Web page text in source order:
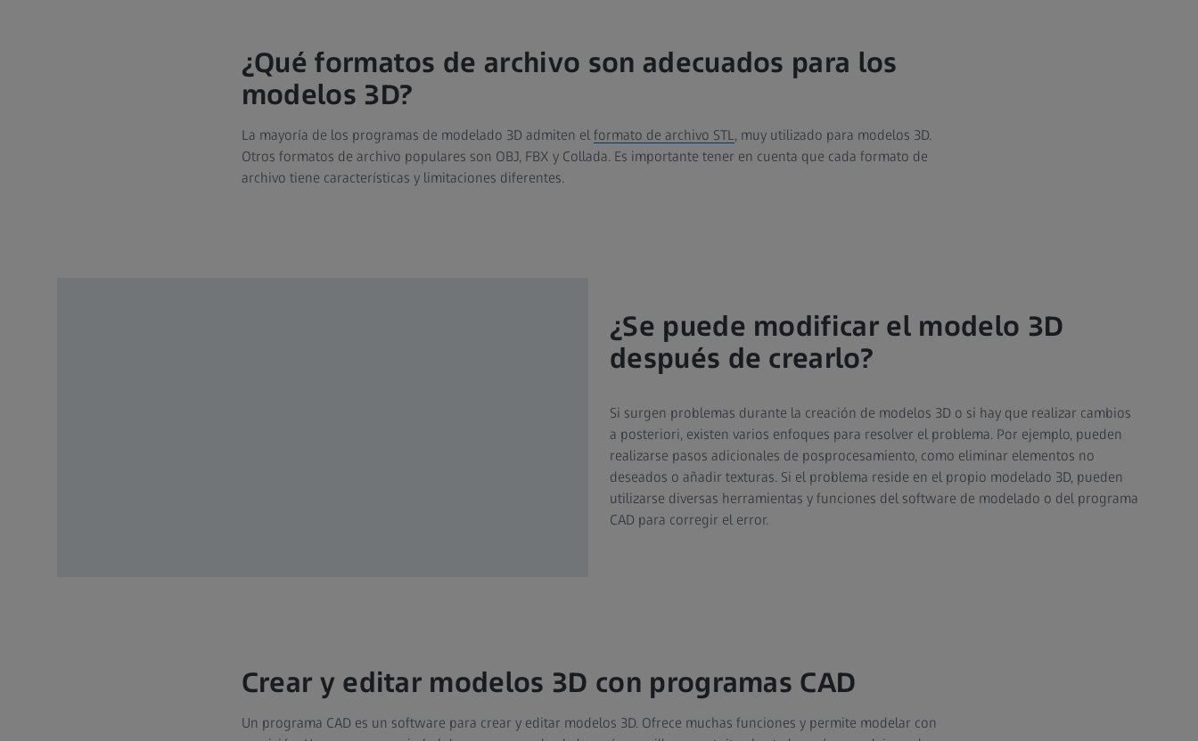
¿Qué formatos de archivo son adecuados para los
modelos 3D?
La mayoría de los programas de modelado 3D admiten el formato de archivo STL, muy utilizado para modelos 3D.
Otros formatos de archivo populares son OBJ, FBX y Collada. Es importante tener en cuenta que cada formato de
archivo tiene características y limitaciones diferentes.
¿Se puede modificar el modelo 3D
después de crearlo?
Si surgen problemas durante la creación de modelos 3D o si hay que realizar cambios
a posteriori, existen varios enfoques para resolver el problema. Por ejemplo, pueden
realizarse pasos adicionales de posprocesamiento, como eliminar elementos no
deseados o añadir texturas. Si el problema reside en el propio modelado 3D, pueden
utilizarse diversas herramientas y funciones del software de modelado o del programa
CAD para corregir el error.
Crear y editar modelos 3D con programas CAD
Un programa CAD es un software para crear y editar modelos 3D. Ofrece muchas funciones y permite modelar con